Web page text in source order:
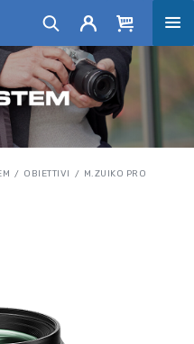
OBIETTIVI M.ZUIKO PRO